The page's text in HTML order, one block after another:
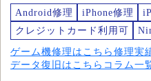
Android修理 iPhone修理
クレジットカード利用可
ゲーム機修理はこちら 修理実
データ復旧はこちら コラム一